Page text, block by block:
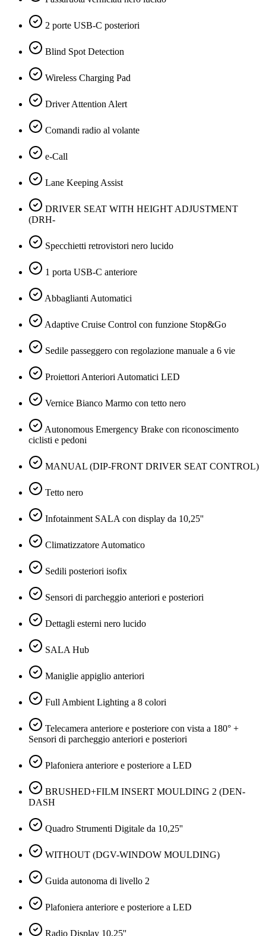
2 porte USB-C posteriori
Blind Spot Detection
Wireless Charging Pad
Driver Attention Alert
Comandi radio al volante
e-Call
Lane Keeping Assist
DRIVER SEAT WITH HEIGHT ADJUSTMENT
(DRH-
Specchietti retrovistori nero lucido
1 porta USB-C anteriore
Abbaglianti Automatici
Adaptive Cruise Control con funzione Stop&Go
Sedile passeggero con regolazione manuale a 6 vie
Proiettori Anteriori Automatici LED
Vernice Bianco Marmo con tetto nero
Autonomous Emergency Brake con riconoscimento
ciclisti e pedoni
MANUAL (DIP-FRONT DRIVER SEAT CONTROL)
Tetto nero
Infotainment SALA con display da 10,25''
Climatizzatore Automatico
Sedili posteriori isofix
Sensori di parcheggio anteriori e posteriori
Dettagli esterni nero lucido
SALA Hub
Maniglie appiglio anteriori
Full Ambient Lighting a 8 colori
Telecamera anteriore e posteriore con vista a 180° +
Sensori di parcheggio anteriori e posteriori
Plafoniera anteriore e posteriore a LED
BRUSHED+FILM INSERT MOULDING 2 (DEN-
DASH
Quadro Strumenti Digitale da 10,25''
WITHOUT (DGV-WINDOW MOULDING)
Guida autonoma di livello 2
Plafoniera anteriore e posteriore a LED
Radio Display 10,25''